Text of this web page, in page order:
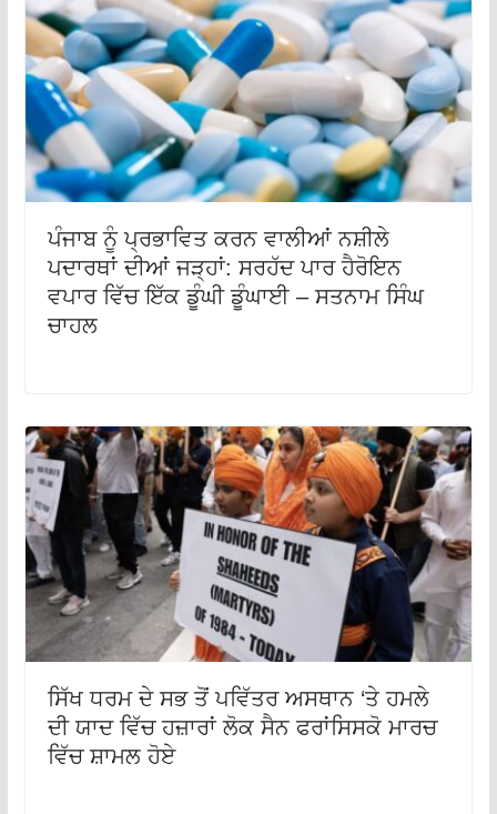
ਪੰਜਾਬ ਨੂੰ ਪ੍ਰਭਾਵਿਤ ਕਰਨ ਵਾਲੀਆਂ ਨਸ਼ੀਲੇ
ਪਦਾਰਥਾਂ ਦੀਆਂ ਜੜ੍ਹਾਂ: ਸਰਹੱਦ ਪਾਰ ਹੈਰੋਇਨ
ਵਪਾਰ ਵਿੱਚ ਇੱਕ ਡੂੰਘੀ ਡੂੰਘਾਈ – ਸਤਨਾਮ ਸਿੰਘ
ਚਾਹਲ
ਸਿੱਖ ਧਰਮ ਦੇ ਸਭ ਤੋਂ ਪਵਿੱਤਰ ਅਸਥਾਨ ‘ਤੇ ਹਮਲੇ
ਦੀ ਯਾਦ ਵਿੱਚ ਹਜ਼ਾਰਾਂ ਲੋਕ ਸੈਨ ਫਰਾਂਸਿਸਕੋ ਮਾਰਚ
ਵਿੱਚ ਸ਼ਾਮਲ ਹੋਏ